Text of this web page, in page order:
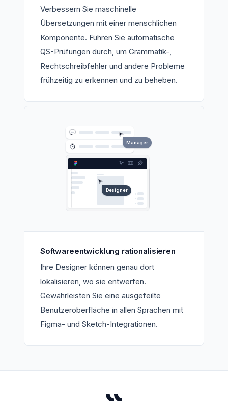
Verbessern Sie maschinelle
Übersetzungen mit einer menschlichen
Komponente. Führen Sie automatische
QS-Prüfungen durch, um Grammatik-,
Rechtschreibfehler und andere Probleme
frühzeitig zu erkennen und zu beheben.
Designer
Manager
Softwareentwicklung rationalisieren
Ihre Designer können genau dort
lokalisieren, wo sie entwerfen.
Gewährleisten Sie eine ausgefeilte
Benutzeroberfläche in allen Sprachen mit
Figma- und Sketch-Integrationen.